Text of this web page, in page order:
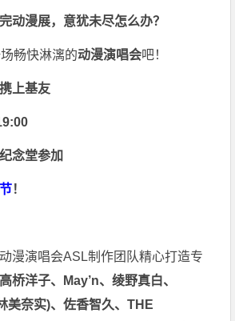
动漫展，意犹未尽怎么办？
畅快淋漓的动漫演唱会吧！
上基友
念堂参加
！
漫演唱会ASL制作团队精心打造专
高桥洋子、May’n、绫野真白、
美奈实)、佐香智久、THE